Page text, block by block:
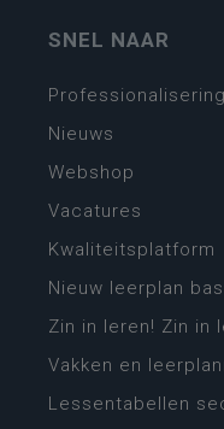
SNEL NAAR
Nieuws
Webshop
Vacatures
Kwaliteitsplatform
Nieuw leerplan
Zin in leren! Zin in
Vakken en
Lessentabellen